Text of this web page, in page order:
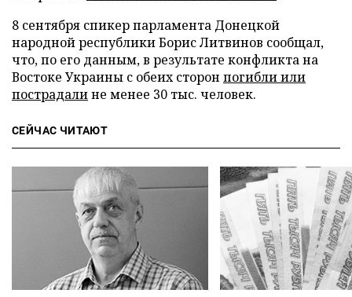
8 сентября спикер парламента Донецкой
народной республики Борис Литвинов сообщал,
что, по его данным, в результате конфликта на
Востоке Украины с обеих сторон погибли или
пострадалине менее 30 тыс. человек.
СЕЙЧАС ЧИТАЮТ